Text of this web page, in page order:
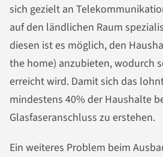
sich gezielt an
auf den ländlichen Raum
diesen ist es möglich, den
the home) anzubieten, wodurch
erreicht wird. Damit sich das
mindestens 40% der Haushalte
Glasfaseranschluss zu erstehen.
Ein weiteres Problem beim